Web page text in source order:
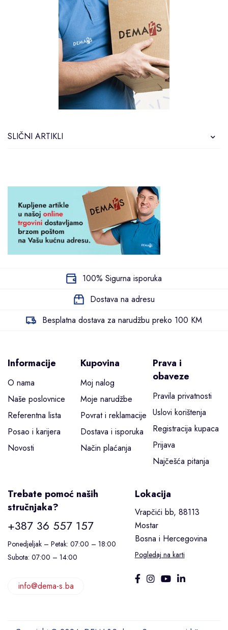
SLIČNI ARTIKLI
100% Sigurna isporuka
Dostava na adresu
Besplatna dostava za narudžbu preko 100 KM
Informacije
O nama
Naše poslovnice
Referentna lista
Posao i karijera
Novosti
Kupovina
Moj nalog
Moje narudžbe
Povrat i reklamacije
Dostava i isporuka
Način plaćanja
Prava i
obaveze
Pravila privatnosti
Uslovi korištenja
Registracija kupaca
Prijava
Najčešća pitanja
Trebate pomoć naših
stručnjaka?
+387 36 557 157
Ponedjeljak – Petak: 07:00 – 18:00
Subota: 07:00 – 14:00
info@dema-s.ba
Lokacija
Vrapčići bb, 88113
Mostar
Bosna i Hercegovina
Pogledaj na karti